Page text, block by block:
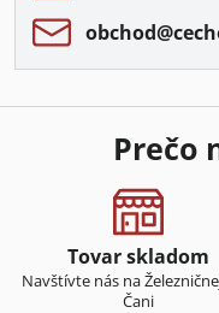
Prečo
Tovar skladom
Navštívte nás na
Čani